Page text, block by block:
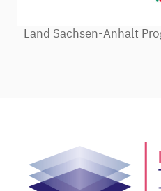
Land Sachsen-Anhalt